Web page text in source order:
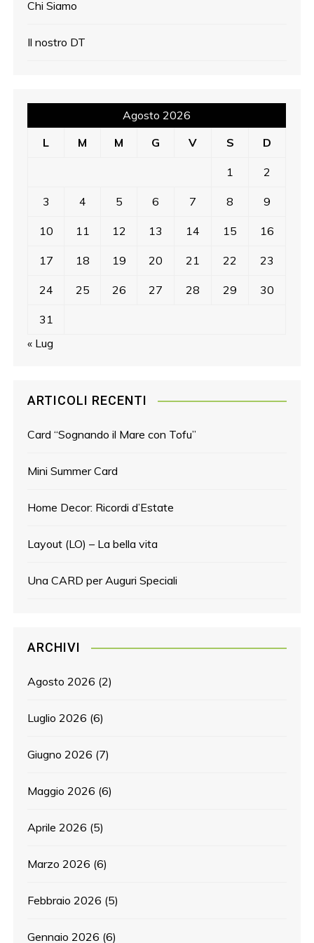
Chi Siamo
Il nostro DT
Agosto 2026
L
M M G V S D
1 2
3 4 5 6 7 8 9
10 11 12 13 14 15 16
17 18 19 20 21 22 23
24 25 26 27 28 29 30
31
« Lug
ARTICOLI RECENTI
Card “Sognando il Mare con Tofu”
Mini Summer Card
Home Decor: Ricordi d’Estate
Layout (LO) – La bella vita
Una CARD per Auguri Speciali
ARCHIVI
Agosto 2026 (2)
Luglio 2026 (6)
Giugno 2026 (7)
Maggio 2026 (6)
Aprile 2026 (5)
Marzo 2026 (6)
Febbraio 2026 (5)
Gennaio 2026 (6)